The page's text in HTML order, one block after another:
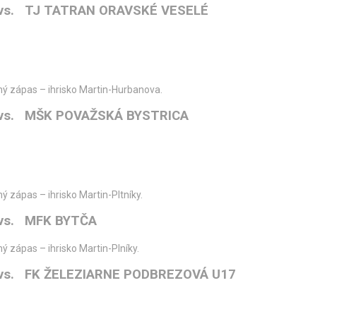
TJ TATRAN ORAVSKÉ VESELÉ
zápas – ihrisko Martin-Hurbanova.
MŠK POVAŽSKÁ BYSTRICA
zápas – ihrisko Martin-Pltníky.
MFK BYTČA
zápas – ihrisko Martin-Plníky.
FK ŽELEZIARNE PODBREZOVÁ U17